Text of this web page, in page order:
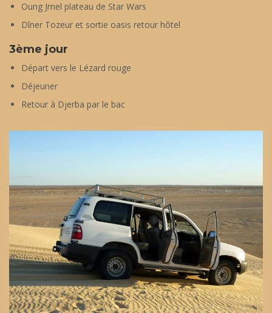
Oung Jmel plateau de Star Wars
Dîner Tozeur et sortie oasis retour hôtel
3ème jour
Départ vers le Lézard rouge
Déjeuner
Retour à Djerba par le bac